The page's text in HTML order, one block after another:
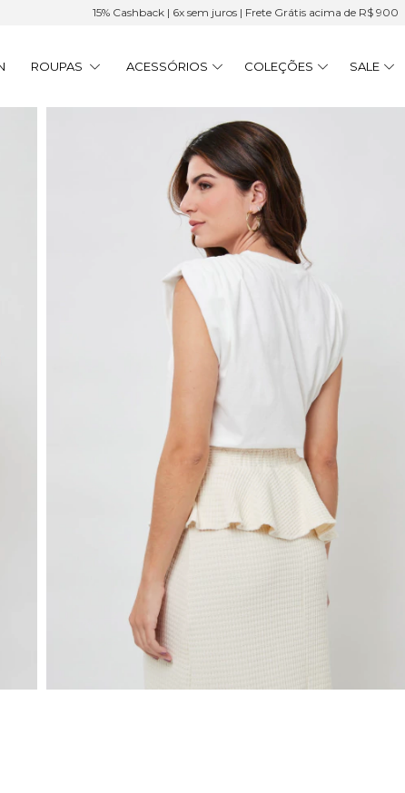
15% Cashback | 6x sem juros | Frete Grátis acima de R$ 900
ROUPAS ACESSÓRIOS COLEÇÕES SALE